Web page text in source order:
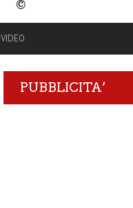
VIDEO
PUBBLICITA’